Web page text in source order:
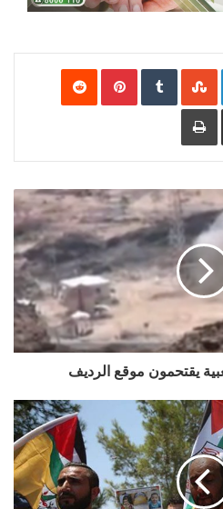
LinkedIn
‏StumbleUpon
مشاركة عبر البريد طباعة
يقتحمون موقع الرديف